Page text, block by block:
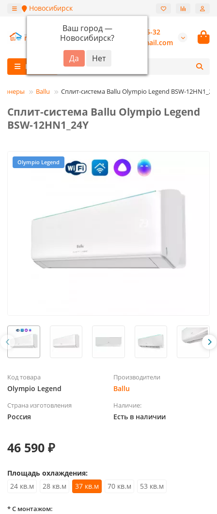
Новосибирск
Ваш город —
Новосибирск?
+7 (913) 987-55-32
burannsk@gmail.com
Каталог
Ballu Сплит-система Ballu Olympio Legend BSW-
Сплит-система Ballu Olympio Legend
BSW-12HN1_24Y
Olympio Legend
Код товара
Olympio Legend
Производители
Ballu
Страна изготовления
Россия
Наличие:
Есть в наличии
46 590 ₽
Площадь охлаждения:
24 кв.м
28 кв.м 37 кв.м 70 кв.м 53 кв.м
* С монтажом: